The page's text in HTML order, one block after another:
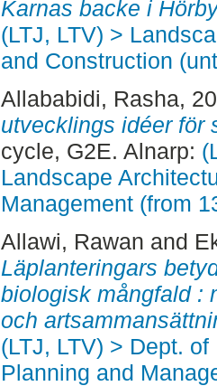
Karnas backe i
(LTJ, LTV) >
and Construction
Allababidi, Rasha,
utvecklings idéer för
cycle, G2E. Alnarp:
Landscape
Management (from
Allawi, Rawan and
Läplanteringars
biologisk mångfald :
och
(LTJ, LTV) > Dept.
Planning and